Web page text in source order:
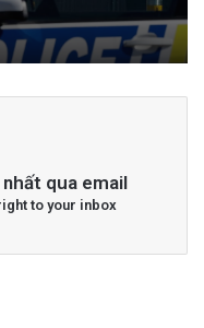
qua email
to your inbox